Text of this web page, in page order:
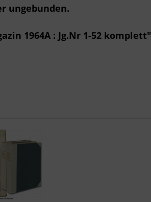
ungebunden.
1964A : Jg.Nr 1-52 komplett"